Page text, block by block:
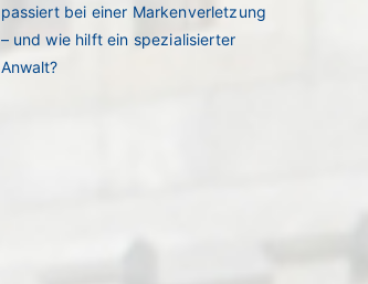
passiert bei einer Markenverletzung
– und wie hilft ein spezialisierter
Anwalt?